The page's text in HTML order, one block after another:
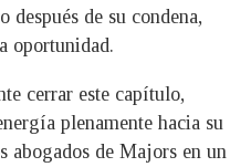
después de su condena,
oportunidad.
cerrar este capítulo,
plenamente hacia su
abogados de Majors en un